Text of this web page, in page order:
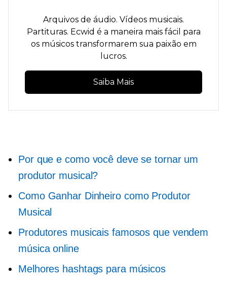
Arquivos de áudio. Vídeos musicais.
Partituras. Ecwid é a maneira mais fácil para
os músicos transformarem sua paixão em
lucros.
Saiba Mais
Por que e como você deve se tornar um
produtor musical?
Como Ganhar Dinheiro como Produtor
Musical
Produtores musicais famosos que vendem
música online
Melhores hashtags para músicos